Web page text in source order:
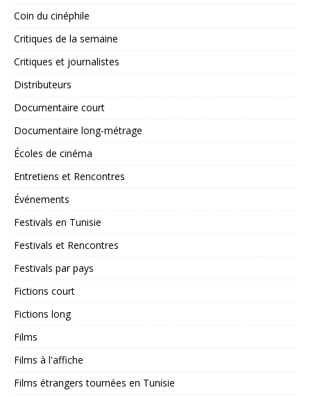
Coin du cinéphile
Critiques de la semaine
Critiques et journalistes
Distributeurs
Documentaire court
Documentaire long-métrage
Écoles de cinéma
Entretiens et Rencontres
Événements
Festivals en Tunisie
Festivals et Rencontres
Festivals par pays
Fictions court
Fictions long
Films
Films à l'affiche
Films étrangers tournées en Tunisie